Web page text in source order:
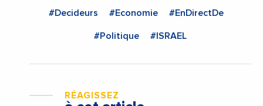
#Decideurs #Economie #EnDirectDe
#Politique #ISRAEL
RÉAGISSEZ